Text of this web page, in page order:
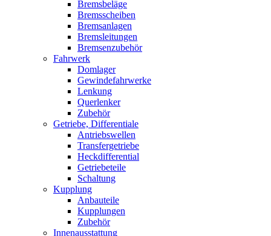
Bremsbeläge
Bremsscheiben
Bremsanlagen
Bremsleitungen
Bremsenzubehör
Fahrwerk
Domlager
Gewindefahrwerke
Lenkung
Querlenker
Zubehör
Getriebe, Differentiale
Antriebswellen
Transfergetriebe
Heckdifferential
Getriebeteile
Schaltung
Kupplung
Anbauteile
Kupplungen
Zubehör
Innenausstattung